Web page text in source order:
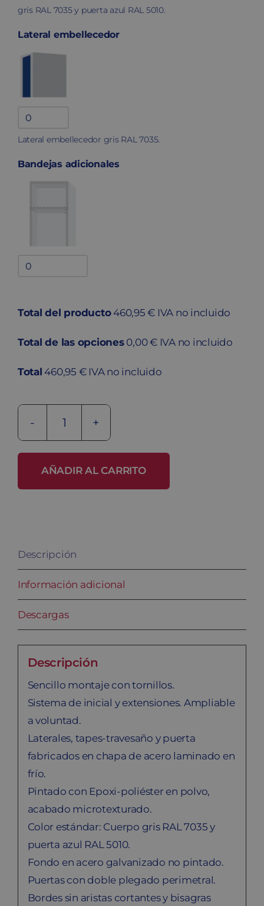
gris RAL 7035 y puerta azul RAL 5010.
Lateral embellecedor
Lateral
embellecedor
Lateral embellecedor gris RAL 7035.
Bandejas adicionales
Bandejas
Total del producto460,95 € IVA no incluido
Total de las opciones 0,00 € IVA no incluido
Total 460,95 € IVA no incluido
Taquilla
ECOP-
AÑADIR AL CARRITO
Descripción
Información adicional
Descargas
Descripción
Sencillo montaje con tornillos.
Sistema de inicial y extensiones. Ampliable
a voluntad.
Laterales, tapes-travesaño y puerta
fabricados en chapa de acero laminado en
frío.
Pintado con Epoxi-poliéster en polvo,
acabado microtexturado.
Color estándar: Cuerpo gris RAL 7035 y
puerta azul RAL 5010.
Fondo en acero galvanizado no pintado.
Puertas con doble plegado perimetral.
Bordes sin aristas cortantes y bisagras